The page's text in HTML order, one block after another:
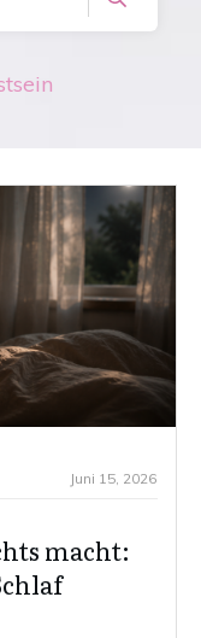
Juni 15, 2026
macht: